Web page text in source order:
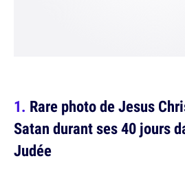
Rare photo de Jesus
Satan durant ses 40 jours
Judée